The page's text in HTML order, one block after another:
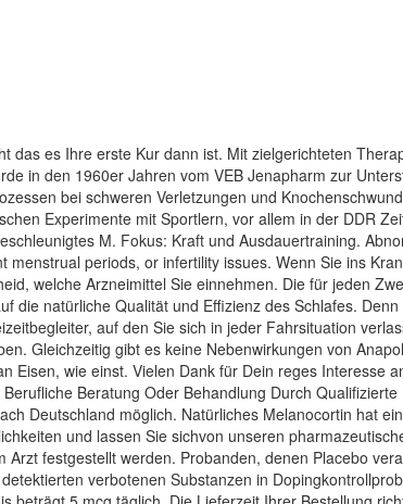
das es Ihre erste Kur dann ist. Mit zielgerichteten
in den 1960er Jahren vom VEB Jenapharm zur
bei schweren Verletzungen und Knochenschwund
Experimente mit Sportlern, vor allem in der DDR
M. Fokus: Kraft und Ausdauertraining.
periods, or infertility issues. Wenn Sie ins
welche Arzneimittel Sie einnehmen. Die für jeden
die natürliche Qualität und Effizienz des Schlafes. Denn
auf den Sie sich in jeder Fahrsituation
Gleichzeitig gibt es keine Nebenwirkungen von
Eisen, wie einst. Vielen Dank für Dein reges Interesse
Beratung Oder Behandlung Durch Qualifizierte
Deutschland möglich. Natürliches Melanocortin hat
und lassen Sie sichvon unseren
festgestellt werden. Probanden, denen Placebo
verbotenen Substanzen in